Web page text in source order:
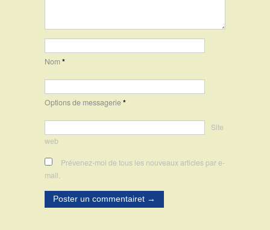
Nom*
Options de messagerie*
Site
web
Prévenez-moi de tous les nouveaux articles par e-
mail.